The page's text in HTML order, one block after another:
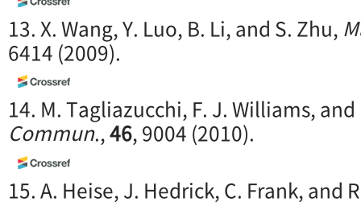
13. X. Wang, Y. Luo, B. Li, and S. Zhu,
6414 (2009).
14. M. Tagliazucchi, F. J. Williams,
Commun.,46, 9004 (2010).
15. A. Heise, J. Hedrick, C. Frank, and